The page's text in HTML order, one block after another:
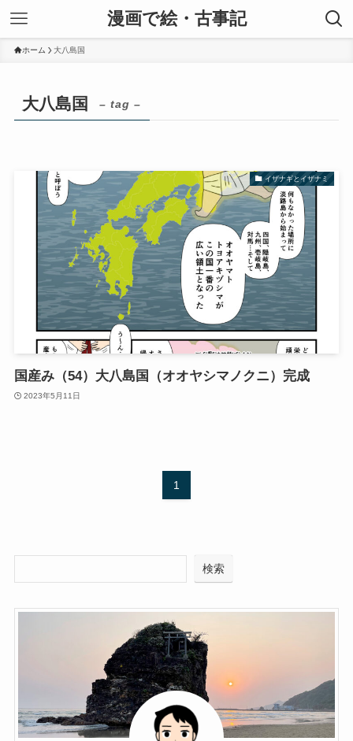
漫画で絵・古事記
ホーム 大八島国
大八島国 – tag –
イザナギとイザナミ
国産み（54）大八島国（オオヤシマノクニ）完成
2023年5月11日
1
検索